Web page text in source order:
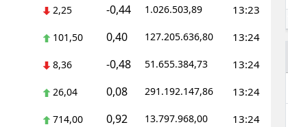
2,25 -0,44 1.026.503,89 13:23
101,50 0,40 127.205.636,80 13:24
8,36 -0,48 51.655.384,73 13:24
26,04 0,08 291.192.147,86 13:24
714,00 0,92 13.797.968,00 13:24